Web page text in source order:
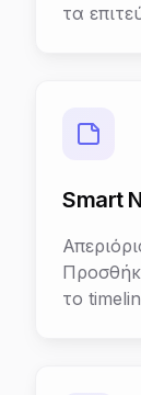
τα
Smart
το